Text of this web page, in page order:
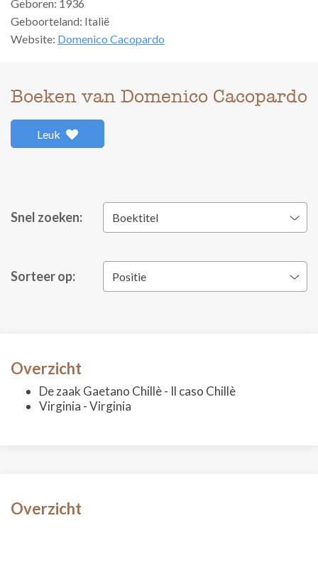
Geboren: 1936
Geboorteland: Italië
Website: Domenico Cacopardo
Boeken van Domenico Cacopardo
Leuk
Snel zoeken: Boektitel
Sorteer op: Positie
Overzicht
De zaak Gaetano Chillè - Il caso Chillè
Virginia - Virginia
Overzicht